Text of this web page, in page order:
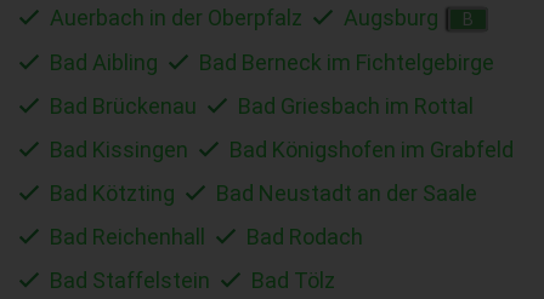
Auerbach in der Oberpfalz
Augsburg B
Bad Aibling
Bad Berneck im Fichtelgebirge
Bad Brückenau
Bad Griesbach im Rottal
Bad Kissingen
Bad Königshofen im Grabfeld
Bad Kötzting
Bad Neustadt an der Saale
Bad Reichenhall
Bad Rodach
Bad Staffelstein
Bad Tölz